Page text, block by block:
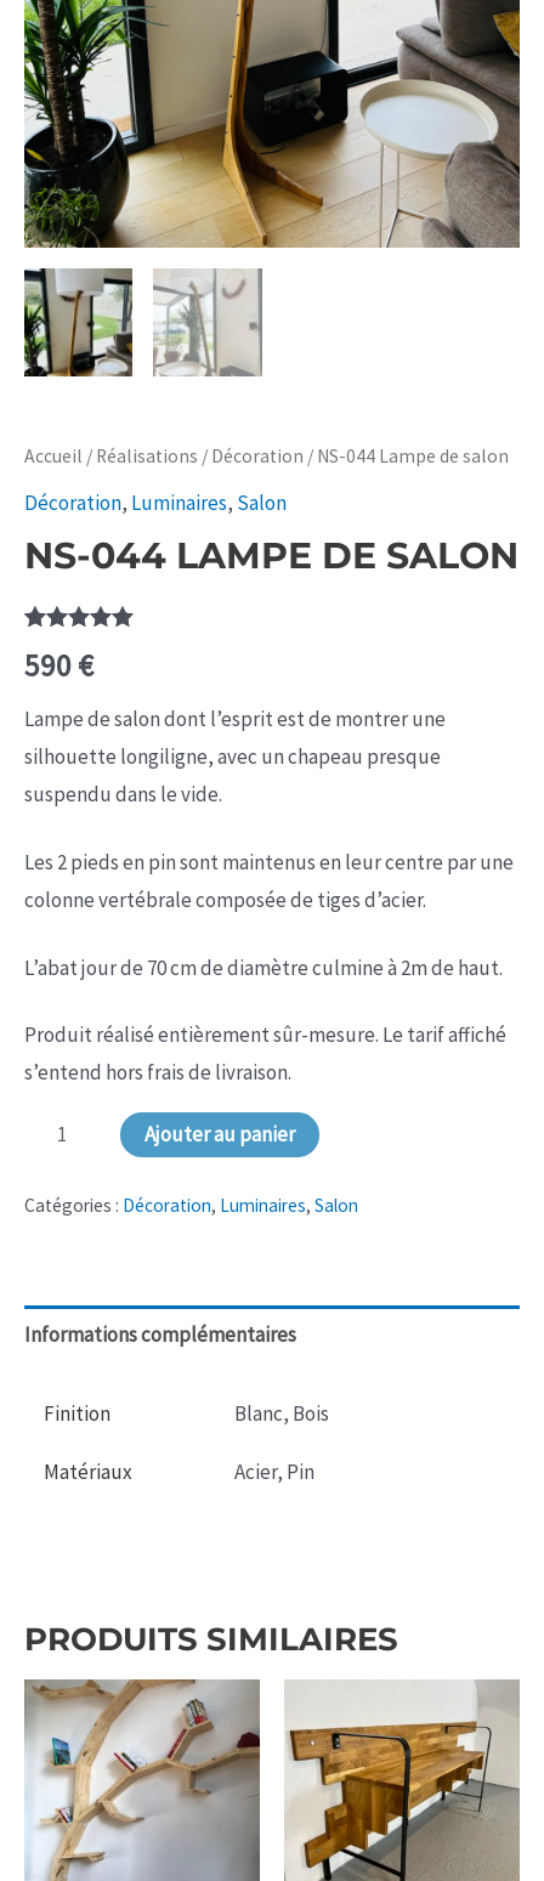
Accueil / Réalisations / Décoration / NS-044 Lampe de salon
Décoration, Luminaires, Salon
NS-044 LAMPE DE SALON
sur 5
notation
client
590€
Lampe de salon dont l’esprit est de montrer une
silhouette longiligne, avec un chapeau presque
suspendu dans le vide.
Les 2 pieds en pin sont maintenus en leur centre par une
colonne vertébrale composée de tiges d’acier.
L’abat jour de 70 cm de diamètre culmine à 2m de haut.
Produit réalisé entièrement sûr-mesure. Le tarif affiché
s’entend hors frais de livraison.
quantité
NS-
de
Ajouter au panier
Catégories : Décoration, Luminaires, Salon
Informations complémentaires
Finition Blanc, Bois
Matériaux Acier, Pin
PRODUITS SIMILAIRES